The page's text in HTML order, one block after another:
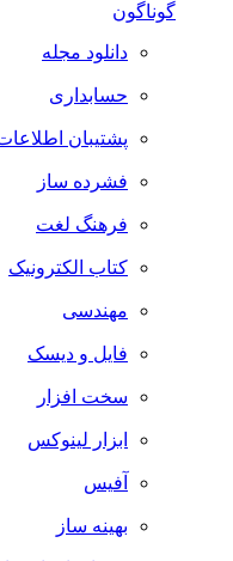
گوناگون
دانلود مجله
حسابداری
پشتیبان اطلاعات
فشرده ساز
فرهنگ لغت
کتاب الکترونیک
مهندسی
فایل و دیسک
سخت افزار
ابزار لینوکس
آفیس
بهینه ساز